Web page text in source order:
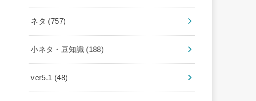
ネタ (757)
小ネタ・豆知識 (188)
ver5.1 (48)